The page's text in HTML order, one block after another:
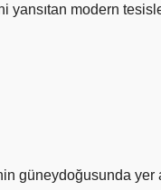
yansıtan modern
güneydoğusunda yer